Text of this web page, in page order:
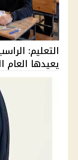
يعيدها العام